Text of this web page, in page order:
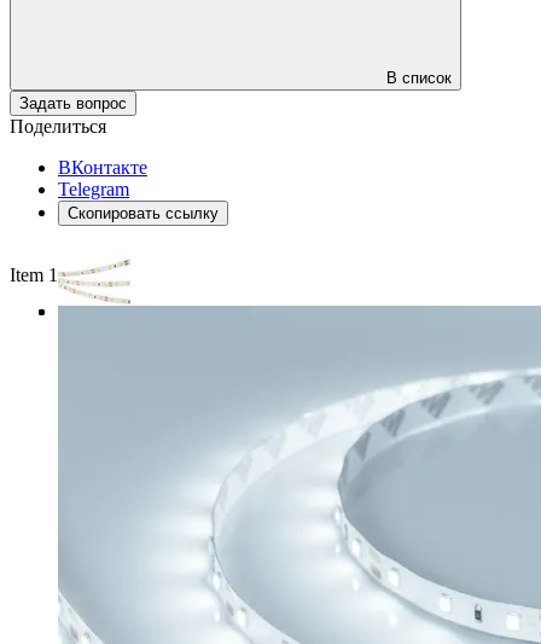
В список
Задать вопрос
Поделиться
ВКонтакте
Telegram
Скопировать ссылку
Item 1 of 3